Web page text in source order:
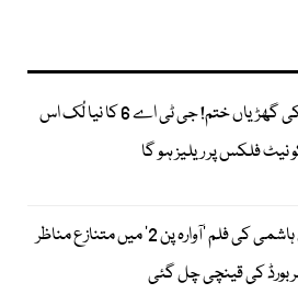
انتظار کی گھڑیاں ختم! جی ٹی اے 6 کا نیا لُک اس
نیٹ فلکس پر ریلیز ہو گا
عمران ہاشمی کی فلم ’آوارہ پن 2‘ میں متنازع مناظر
بورڈ کی قینچی چل گئی